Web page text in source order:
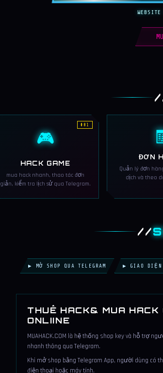
#01
🎮
HACK GAME
mua hack nhanh, thao tác đơn
giản, kiểm tra lịch sử qua Telegram.
ĐƠN
Quản lý đơn
dịch và theo
//
▶ MỞ SHOP QUA TELEGRAM ▶ GIAO DIỆN
THUÊ HACK& MUA HACK
ONLIINE
MUAHACK.COM là hệ thống shop key và hỗ trợ
nhanh thông qua Telegram.
Khi mở shop bằng Telegram App, người dùng có
điện thoại hoặc máy tính.